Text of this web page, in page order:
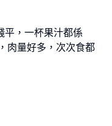
平，一杯果汁都係
肉量好多，次次食都